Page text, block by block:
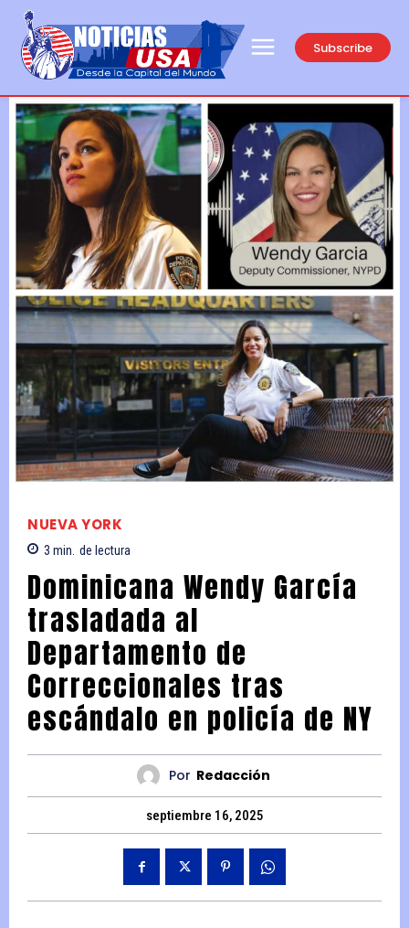
Subscribe
NUEVA YORK
3 min. de lectura
Dominicana Wendy García
trasladada al
Departamento de
Correccionales tras
escándalo en policía de NY
Por Redacción
septiembre 16, 2025